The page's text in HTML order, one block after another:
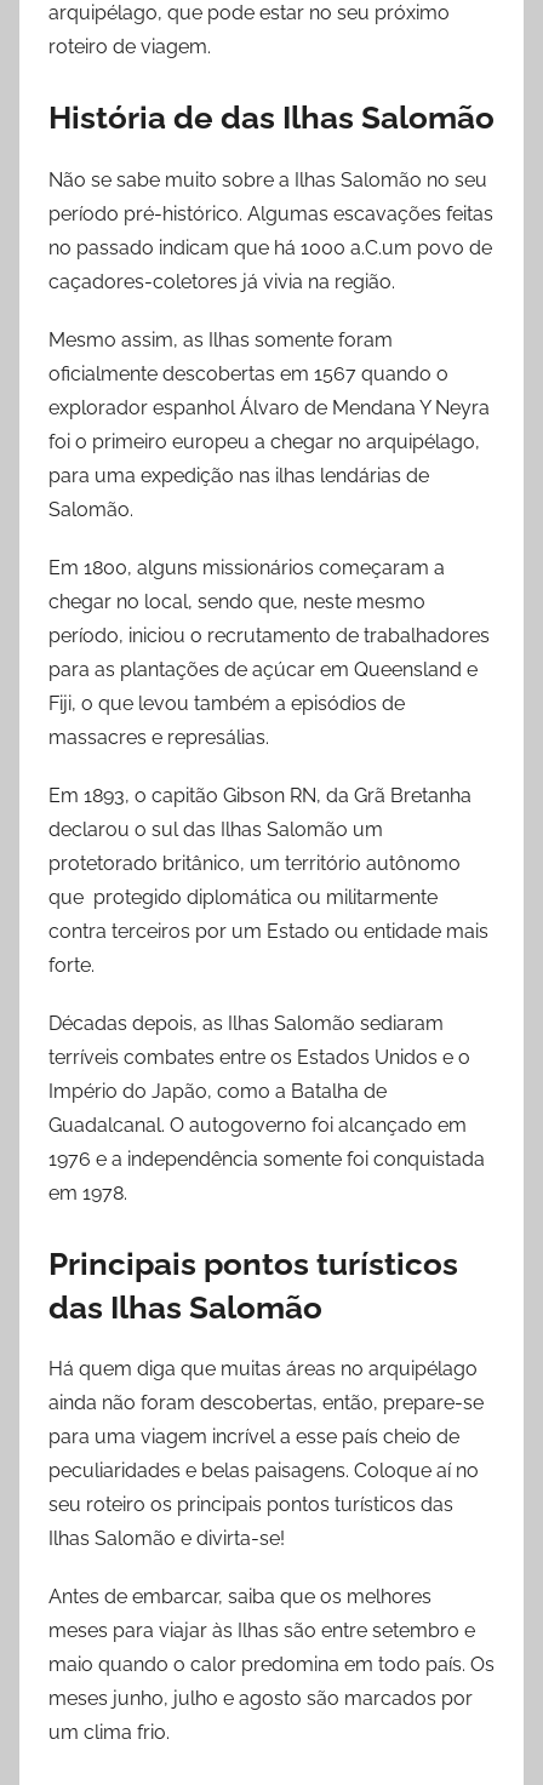
arquipélago, que pode estar no seu próximo
roteiro de viagem.
História de das Ilhas Salomão
Não se sabe muito sobre a Ilhas Salomão no seu
período pré-histórico. Algumas escavações feitas
no passado indicam que há 1000 a.C.um povo de
caçadores-coletores já vivia na região.
Mesmo assim, as Ilhas somente foram
oficialmente descobertas em 1567 quando o
explorador espanhol Álvaro de Mendana Y Neyra
foi o primeiro europeu a chegar no arquipélago,
para uma expedição nas ilhas lendárias de
Salomão.
Em 1800, alguns missionários começaram a
chegar no local, sendo que, neste mesmo
período, iniciou o recrutamento de trabalhadores
para as plantações de açúcar em Queensland e
Fiji, o que levou também a episódios de
massacres e represálias.
Em 1893, o capitão Gibson RN, da Grã Bretanha
declarou o sul das Ilhas Salomão um
protetorado britânico, um território autônomo
que protegido diplomática ou militarmente
contra terceiros por um Estado ou entidade mais
forte.
Décadas depois, as Ilhas Salomão sediaram
terríveis combates entre os Estados Unidos e o
Império do Japão, como a Batalha de
Guadalcanal. O autogoverno foi alcançado em
1976 e a independência somente foi conquistada
em 1978.
Principais pontos turísticos
das Ilhas Salomão
Há quem diga que muitas áreas no arquipélago
ainda não foram descobertas, então, prepare-se
para uma viagem incrível a esse país cheio de
peculiaridades e belas paisagens. Coloque aí no
seu roteiro os principais pontos turísticos das
Ilhas Salomão e divirta-se!
Antes de embarcar, saiba que os melhores
meses para viajar às Ilhas são entre setembro e
maio quando o calor predomina em todo país. Os
meses junho, julho e agosto são marcados por
um clima frio.